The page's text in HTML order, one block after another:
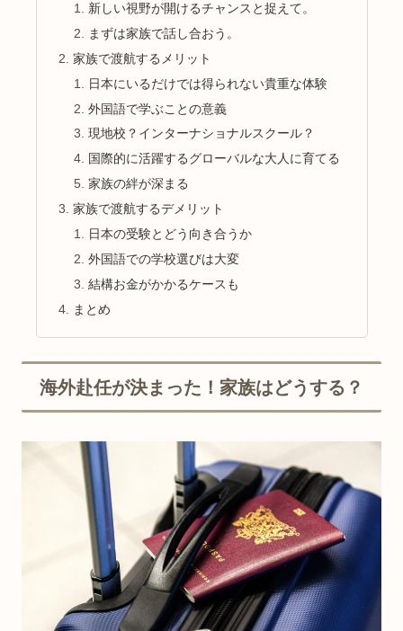
新しい視野が開けるチャンスと捉えて。
まずは家族で話し合おう。
家族で渡航するメリット
日本にいるだけでは得られない貴重な体験
外国語で学ぶことの意義
現地校？インターナショナルスクール？
国際的に活躍するグローバルな大人に育てる
家族の絆が深まる
家族で渡航するデメリット
日本の受験とどう向き合うか
外国語での学校選びは大変
結構お金がかかるケースも
まとめ
海外赴任が決まった！家族はどうする？